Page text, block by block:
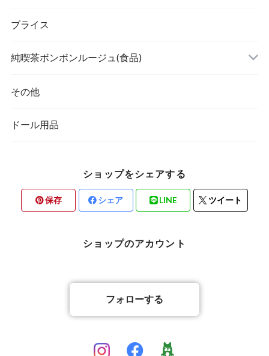
ブライス
純喫茶ボンボンルージュ(食品)
その他
ドール用品
ショップをシェアする
保存 シェア LINE ツイート
ショップのアカウント
フォローする